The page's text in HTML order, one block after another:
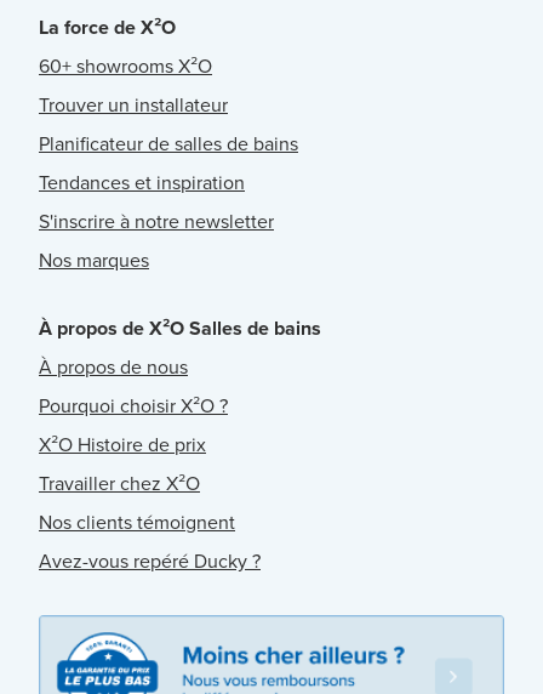
La force de X²O
60+ showrooms X²O
Trouver un installateur
Planificateur de salles de bains
Tendances et inspiration
S'inscrire à notre newsletter
Nos marques
À propos de X²O Salles de bains
À propos de nous
Pourquoi choisir X²O ?
X²O Histoire de prix
Travailler chez X²O
Nos clients témoignent
Avez-vous repéré Ducky ?